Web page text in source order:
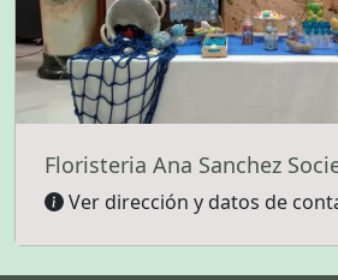
Floristeria Ana Sanchez
Ver dirección y datos de